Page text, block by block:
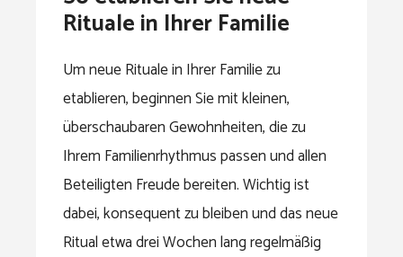
Rituale in Ihrer Familie
Um neue Rituale in Ihrer Familie zu
etablieren, beginnen Sie mit kleinen,
überschaubaren Gewohnheiten, die zu
Ihrem Familienrhythmus passen und allen
Beteiligten Freude bereiten. Wichtig ist
dabei, konsequent zu bleiben und das neue
Ritual etwa drei Wochen lang regelmäßig